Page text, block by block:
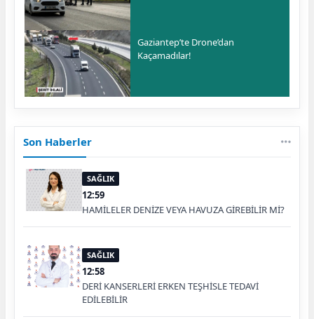
Gaziantep’te Drone’dan
Kaçamadılar!
Son Haberler
SAĞLIK
12:59
HAMİLELER DENİZE VEYA HAVUZA GİREBİLİR Mİ?
SAĞLIK
12:58
DERİ KANSERLERİ ERKEN TEŞHİSLE TEDAVİ
EDİLEBİLİR